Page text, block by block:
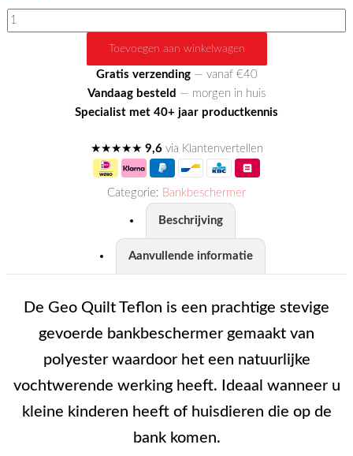
Geo
Quilt
Toevoegen aan winkelwagen
Gratis verzending— vanaf €40
Vandaag besteld — morgen in huis
Specialist met 40+ jaar productkennis
★★★★★ 9,6via Klantenvertellen
Categorie: Bankbeschermer
Beschrijving
Aanvullende informatie
De Geo Quilt Teflon is een prachtige stevige
gevoerde bankbeschermer gemaakt van
polyester waardoor het een natuurlijke
vochtwerende werking heeft. Ideaal wanneer u
kleine kinderen heeft of huisdieren die op de
bank komen.